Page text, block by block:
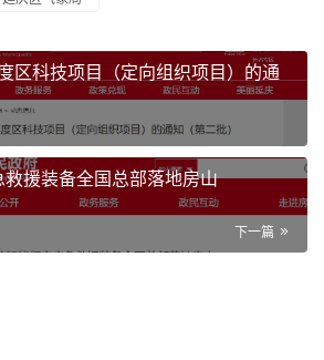
区科技项目（定向组织项目）的通
援装备全国总部落地房山
下一篇